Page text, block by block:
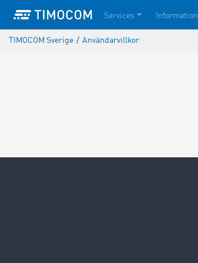
Services Information
TIMOCOM Sverige / Användarvillkor